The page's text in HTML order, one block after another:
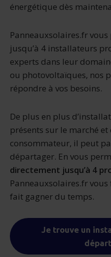
énergétique dès
Panneauxsolaires.fr
jusqu’à 4 installateurs
experts dans leur
ou photovoltaïques, nos
répondre à vos besoins.
De plus en plus
présents sur le marché
consommateur, il peut
départager. En vous
directement jusqu’à 4
Panneauxsolaires.fr
fait gagner du temps.
Je trouve un